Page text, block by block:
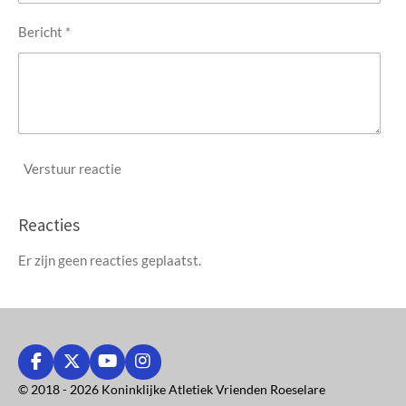
Bericht *
Verstuur reactie
Reacties
Er zijn geen reacties geplaatst.
F
a
X
Y
o
I
n
© 2018 - 2026 Koninklijke Atletiek Vrienden Roeselare